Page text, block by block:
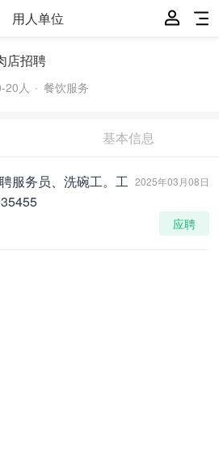
用人单位
店招聘
20人 餐饮服务
基本信息
2025年03月08日
服务员、洗碗工。工
应聘